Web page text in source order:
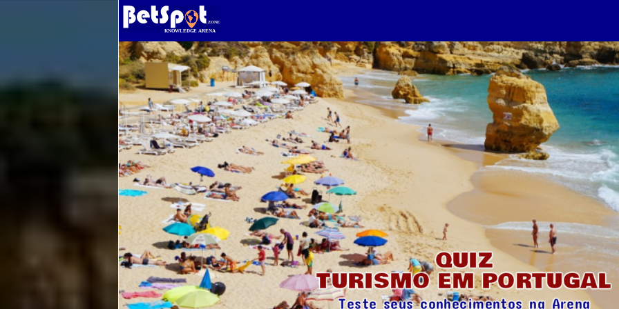
QUIZ
TURISMO EM PORTUGAL
Teste seus conhecimentos na Arena